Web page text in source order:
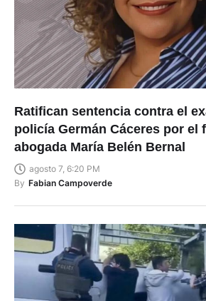
Ratifican sentencia contra el
policía Germán Cáceres por el
abogada María Belén Bernal
agosto 7, 6:20 PM
By Fabian Campoverde